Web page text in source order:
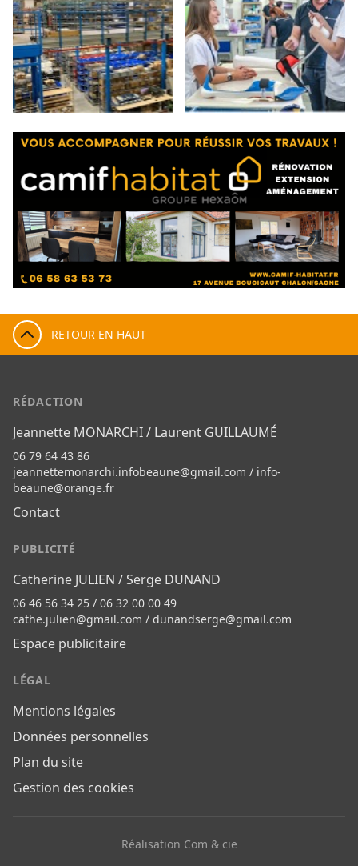
RETOUR EN HAUT
RÉDACTION
Jeannette MONARCHI / Laurent GUILLAUMÉ
06 79 64 43 86
jeannettemonarchi.infobeaune@gmail.com / info-
beaune@orange.fr
Contact
PUBLICITÉ
Catherine JULIEN / Serge DUNAND
06 46 56 34 25 / 06 32 00 00 49
cathe.julien@gmail.com / dunandserge@gmail.com
Espace publicitaire
LÉGAL
Mentions légales
Données personnelles
Plan du site
Gestion des cookies
Réalisation Com & cie